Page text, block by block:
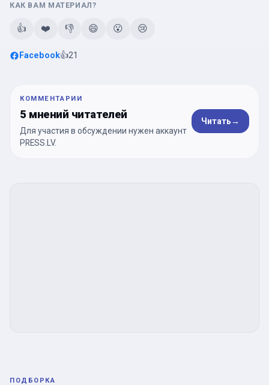
КАК ВАМ МАТЕРИАЛ?
👍 ❤️ 👎 😄 😮 😢
Facebook👍21
КОММЕНТАРИИ
5 мнений читателей
Для участия в обсуждении нужен аккаунт
PRESS.LV.
Читать→
ПОДБОРКА